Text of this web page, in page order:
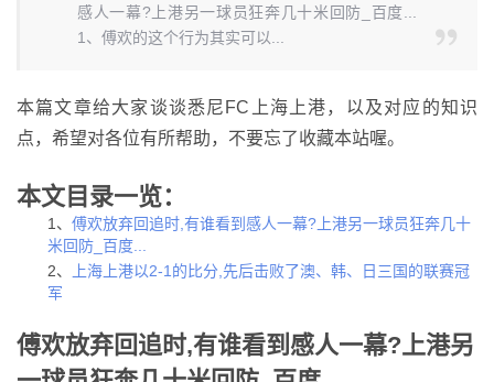
感人一幕?上港另一球员狂奔几十米回防_百度...
1、傅欢的这个行为其实可以...
本篇文章给大家谈谈悉尼FC上海上港，以及对应的知识
点，希望对各位有所帮助，不要忘了收藏本站喔。
本文目录一览：
1、 傅欢放弃回追时,有谁看到感人一幕?上港另一球员狂奔几十
米回防_百度...
2、
上海上港以2-1的比分,先后击败了澳、韩、日三国的联赛冠
军
傅欢放弃回追时,有谁看到感人一幕?上港另